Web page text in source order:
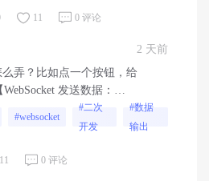
11 0 评论
2 天前
弄？比如点一个按钮，给
发送数据：
WebSocket 发
长春魔力"}】---
#websocket
#二次
开发
#数据
输出
11 0 评论